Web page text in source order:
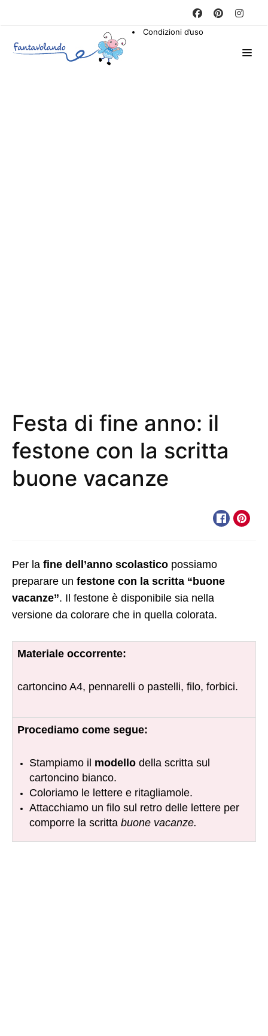
Condizioni d’uso
Festa di fine anno: il
festone con la scritta
buone vacanze
Per la fine dell’anno scolastico possiamo
preparare un festone con la scritta “buone
vacanze”. Il festone è disponibile sia nella
versione da colorare che in quella colorata.
Materiale occorrente:
cartoncino A4, pennarelli o pastelli, filo, forbici.
Procediamo come segue:
Stampiamo il modello della scritta sul
cartoncino bianco.
Coloriamo le lettere e ritagliamole.
Attacchiamo un filo sul retro delle lettere per
comporre la scritta buone vacanze.